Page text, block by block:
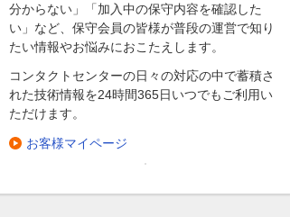
分からない」「加入中の保守内容を確認した
い」など、保守会員の皆様が普段の運営で知り
たい情報やお悩みにおこたえします。
コンタクトセンターの日々の対応の中で蓄積さ
れた技術情報を24時間365日いつでもご利用い
ただけます。
お客様マイページ